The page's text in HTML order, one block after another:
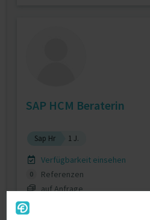
SAP HCM Beraterin
Sap Hr 1 J.
Verfügbarkeit einsehen
0
Referenzen
auf Anfrage